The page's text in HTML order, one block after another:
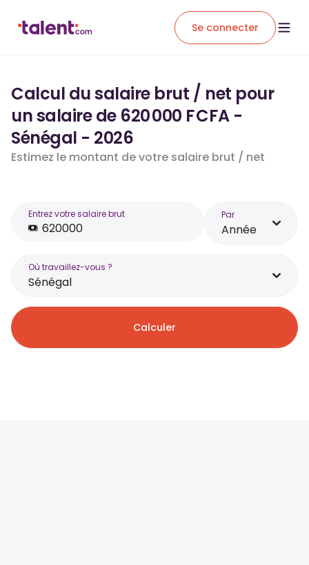
Se connecter
Calcul du salaire brut / net pour
un salaire de 620 000 F CFA -
Sénégal - 2026
Estimez le montant de votre salaire brut / net
Entrez votre salaire brut Par
Année
Où travaillez-vous ?
Sénégal
Calculer